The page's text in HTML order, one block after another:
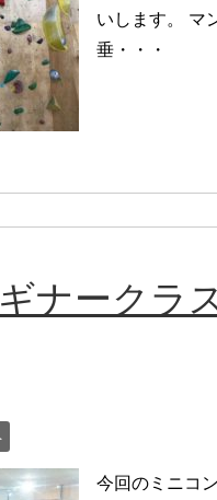
いします。 マ
垂・・・
ナークラ
今回のミニコ